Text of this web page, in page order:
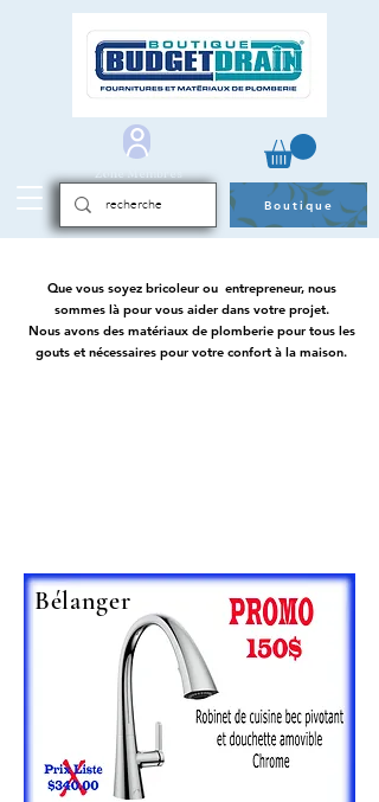
Boutique
Zone Membres
Que vous soyez bricoleur ou entrepreneur, nous
sommes là pour vous aider dans votre projet.
Nous avons des matériaux de plomberie pour tous les
gouts et nécessaires pour votre confort à la maison.
Bélanger